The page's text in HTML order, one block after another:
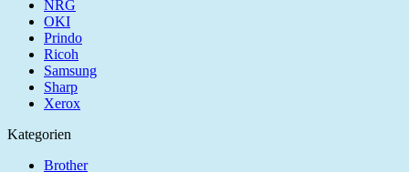
NRG
OKI
Prindo
Ricoh
Samsung
Sharp
Xerox
Kategorien
Brother